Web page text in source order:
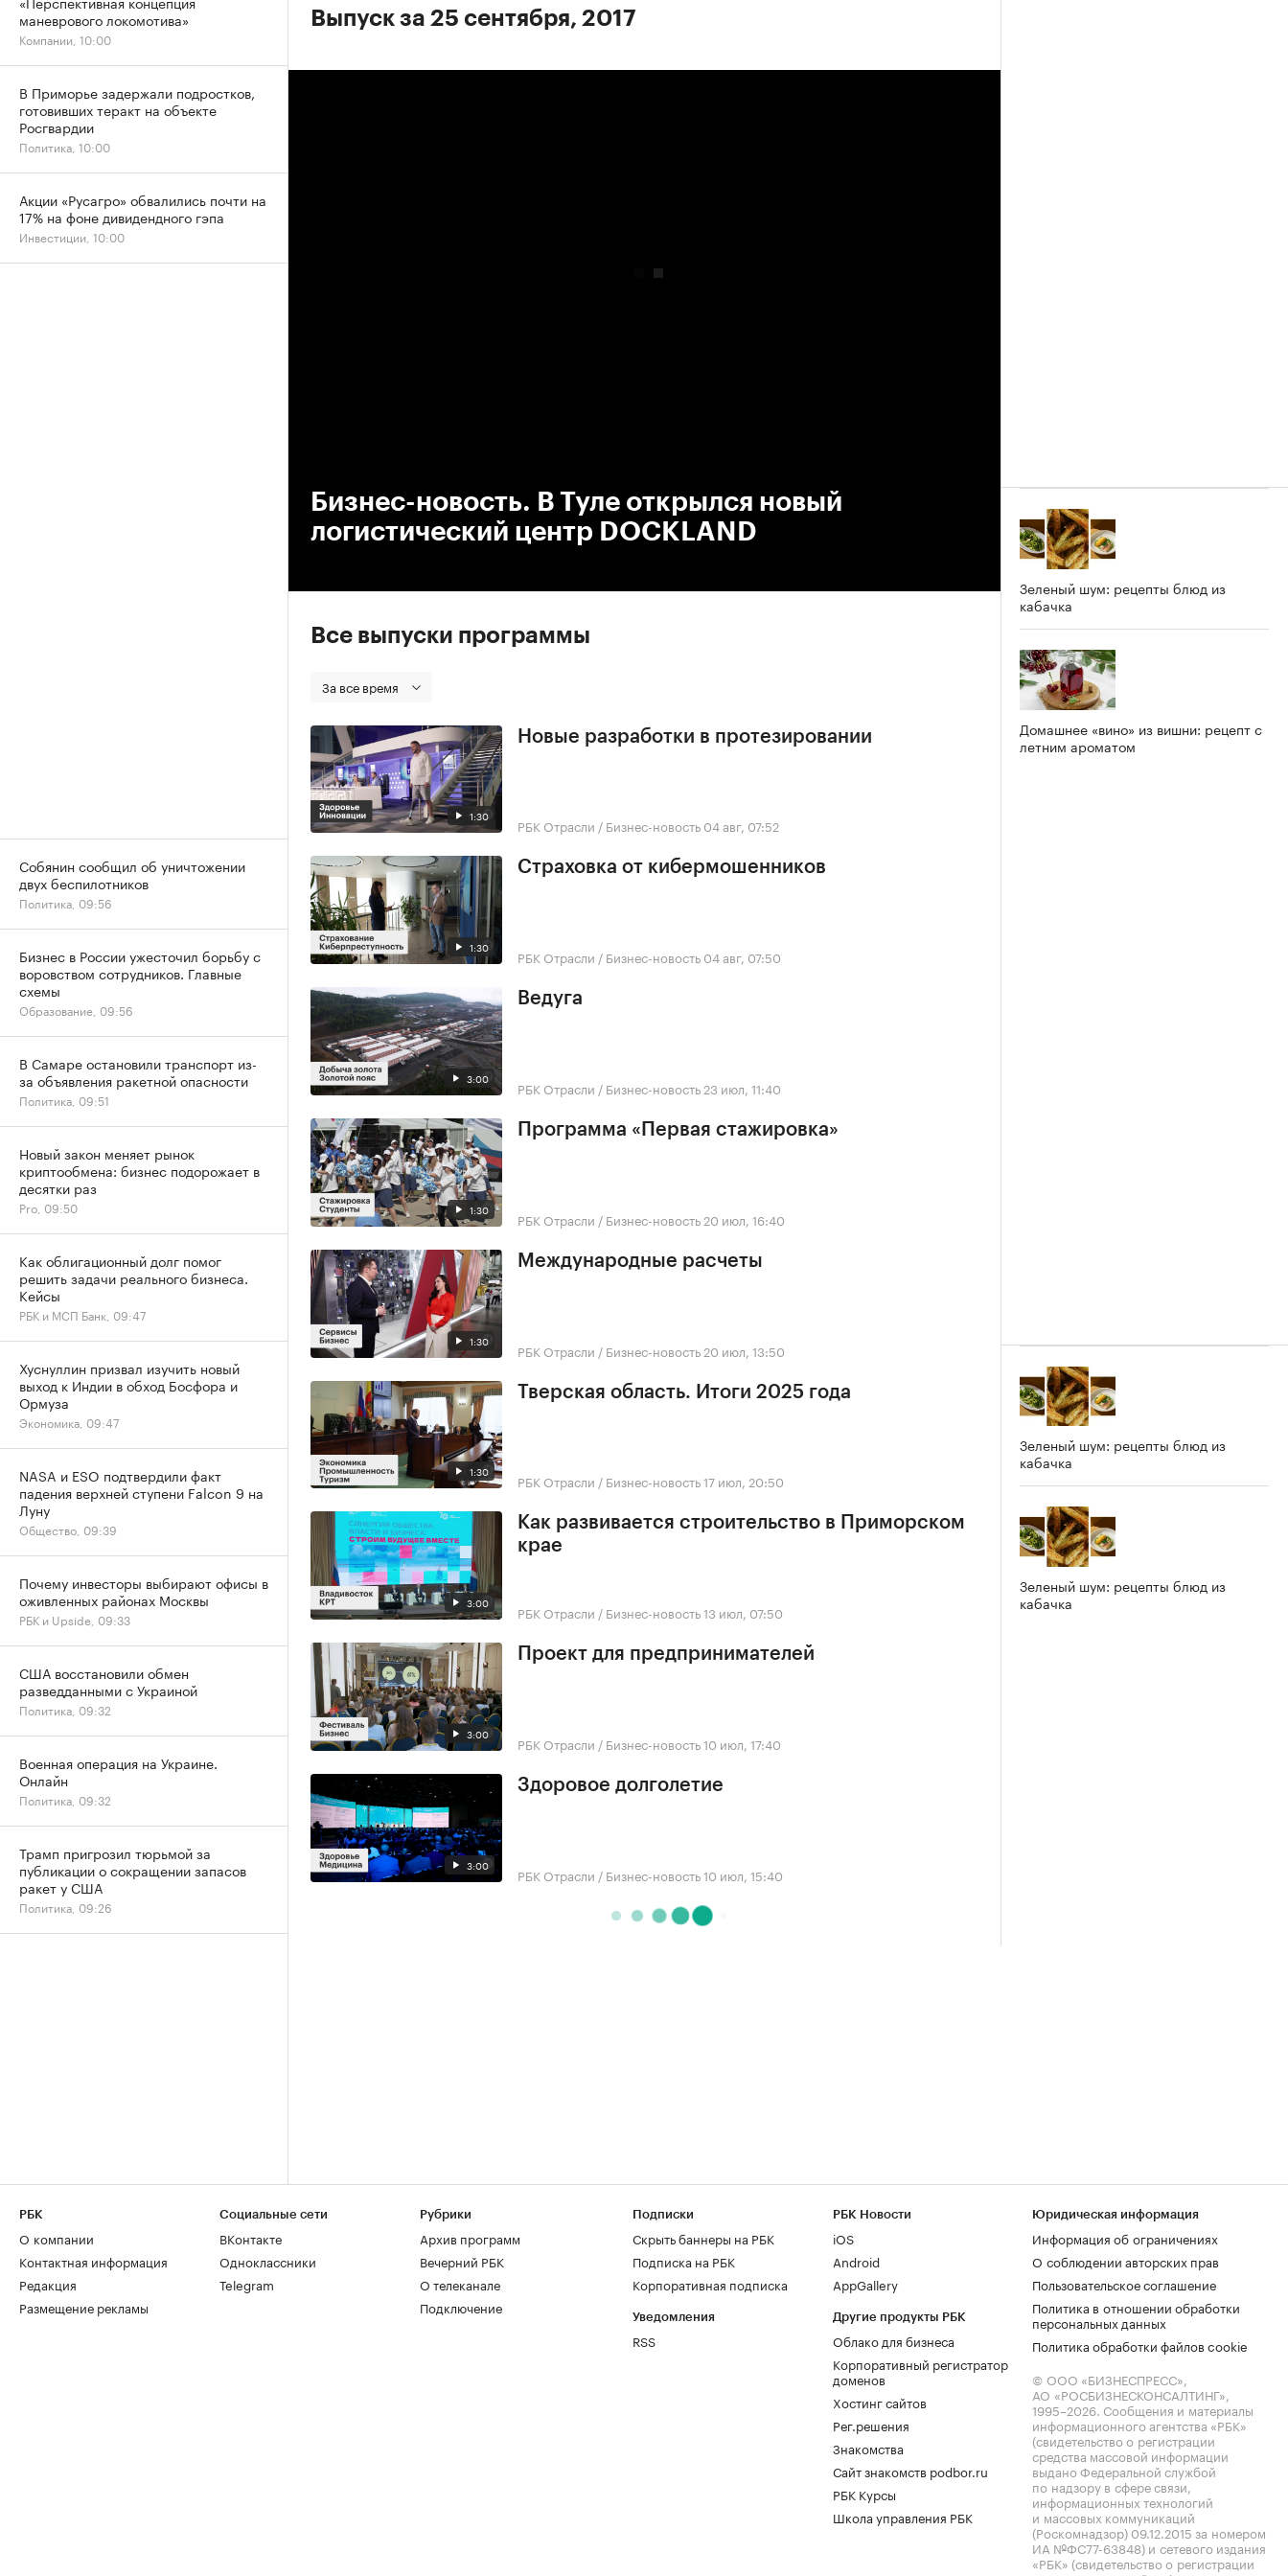
Выпуск за 25 сентября, 2017
Бизнес-новость. В Туле открылся новый
логистический центр DOCKLAND
Все выпуски программы
За все время
1:30
Новые разработки в протезировании
РБК Отрасли / Бизнес-новость 04 авг, 07:52
1:30
Страховка от кибермошенников
РБК Отрасли / Бизнес-новость 04 авг, 07:50
3:00
Ведуга
РБК Отрасли / Бизнес-новость 23 июл, 11:40
1:30
Программа «Первая стажировка»
РБК Отрасли / Бизнес-новость 20 июл, 16:40
1:30
Международные расчеты
РБК Отрасли / Бизнес-новость 20 июл, 13:50
1:30
Тверская область. Итоги 2025 года
РБК Отрасли / Бизнес-новость17 июл, 20:50
3:00
Как развивается строительство в Приморском
крае
РБК Отрасли / Бизнес-новость13 июл, 07:50
3:00
Проект для предпринимателей
РБК Отрасли / Бизнес-новость10 июл, 17:40
3:00
Здоровое долголетие
РБК Отрасли / Бизнес-новость10 июл, 15:40
Зеленый шум: рецепты блюд из
кабачка
Домашнее «вино» из вишни: рецепт с
летним ароматом
Зеленый шум: рецепты блюд из
кабачка
Зеленый шум: рецепты блюд из
кабачка
маневрового локомотива»
Компании, 10:00
В Приморье задержали подростков,
готовивших теракт на объекте
Росгвардии
Политика, 10:00
Акции «Русагро» обвалились почти на
17% на фоне дивидендного гэпа
Инвестиции, 10:00
Собянин сообщил об уничтожении
двух беспилотников
Политика, 09:56
Бизнес в России ужесточил борьбу с
воровством сотрудников. Главные
схемы
Образование, 09:56
В Самаре остановили транспорт из-
за объявления ракетной опасности
Политика, 09:51
Новый закон меняет рынок
криптообмена: бизнес подорожает в
десятки раз
Pro, 09:50
Как облигационный долг помог
решить задачи реального бизнеса.
Кейсы
РБК и МСП Банк, 09:47
Хуснуллин призвал изучить новый
выход к Индии в обход Босфора и
Ормуза
Экономика, 09:47
NASA и ESO подтвердили факт
падения верхней ступени Falcon 9 на
Луну
Общество, 09:39
Почему инвесторы выбирают офисы в
оживленных районах Москвы
РБК и Upside, 09:33
США восстановили обмен
разведданными с Украиной
Политика, 09:32
Военная операция на Украине.
Онлайн
Политика, 09:32
Трамп пригрозил тюрьмой за
публикации о сокращении запасов
ракет у США
Политика, 09:26
РБК
О компании
Контактная информация
Редакция
Размещение рекламы
Социальные сети
ВКонтакте
Одноклассники
Telegram
Рубрики
Архив программ
Вечерний РБК
О телеканале
Подключение
Подписки
Скрыть баннеры на РБК
Подписка на РБК
Корпоративная подписка
Уведомления
RSS
РБК Новости
iOS
Android
AppGallery
Другие продукты РБК
Облако для бизнеса
Корпоративный регистратор
доменов
Хостинг сайтов
Рег.решения
Знакомства
Сайт знакомств podbor.ru
РБК Курсы
Школа управления РБК
Юридическая информация
Информация об ограничениях
О соблюдении авторских прав
Пользовательское соглашение
Политика в отношении обработки
персональных данных
Политика обработки файлов cookie
© ООО «БИЗНЕСПРЕСС»,
АО «РОСБИЗНЕСКОНСАЛТИНГ»,
1995–2026. Сообщения и материалы
информационного агентства «РБК»
(свидетельство о регистрации
средства массовой информации
выдано Федеральной службой
по надзору в сфере связи,
информационных технологий
и массовых коммуникаций
(Роскомнадзор) 09.12.2015 за номером
ИА №ФС77-63848) и сетевого издания
«РБК» (свидетельство о регистрации